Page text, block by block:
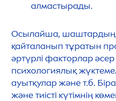
алмастырады.
Осылайша, шаштардың
қайталанып тұратын
әртүрлі факторлар әсер
психологиялық
ауытқулар және т.б.
және тиісті күтімнің